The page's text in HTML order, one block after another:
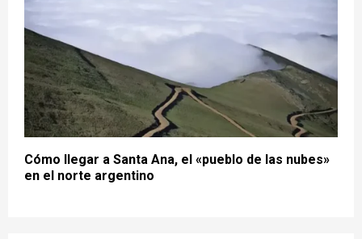
Cómo llegar a Santa Ana, el «pueblo de las nubes»
en el norte argentino